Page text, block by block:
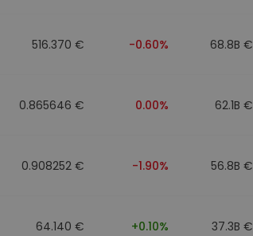
516.370 € -0.60% 68.8B €
0.865646 € 0.00% 62.1B €
0.908252 € -1.90% 56.8B €
64.140 € +0.10% 37.3B €